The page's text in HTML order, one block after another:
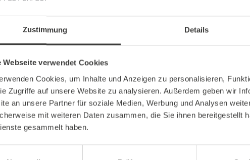
Zustimmung Details
Webseite verwendet Cookies
Cookies, um Inhalte und Anzeigen zu personalisieren,
Zugriffe auf unsere Website zu analysieren. Außerdem geben wir
an unsere Partner für soziale Medien, Werbung und Analysen
mit weiteren Daten zusammen, die Sie ihnen bereitgestellt
gesammelt haben.
oder
Was
Die
visuell,
Die